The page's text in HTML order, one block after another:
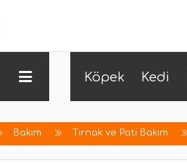
Köpek Kedi
Bakım Tırnak ve Pati Bakım